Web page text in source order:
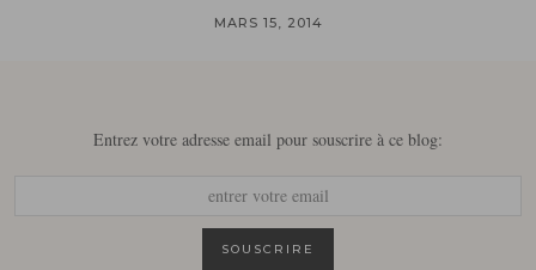
MARS 15, 2014
Entrez votre adresse email pour souscrire à ce blog: